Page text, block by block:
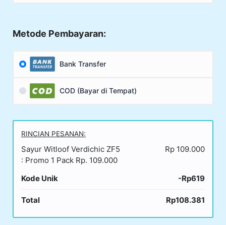
Metode Pembayaran:
Bank Transfer
COD (Bayar di Tempat)
RINCIAN PESANAN:
Sayur Witloof Verdichic​ ZF5
: Promo 1 Pack Rp. 109.000
Rp 109.000
Kode Unik -Rp619
Total Rp108.381